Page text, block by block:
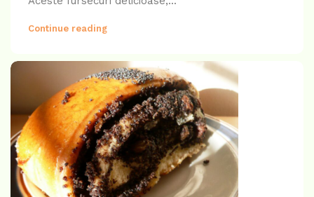
Continue reading